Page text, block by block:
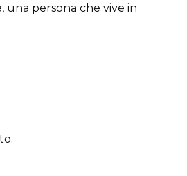
una persona che vive in